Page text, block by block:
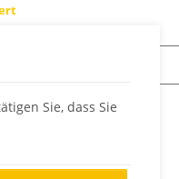
Sie, dass Sie